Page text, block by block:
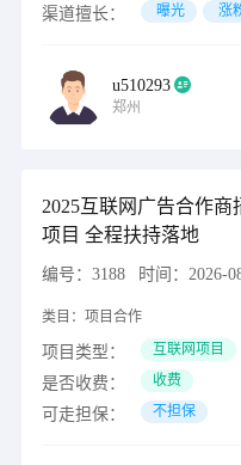
渠道擅长： 曝光 涨
u510293
郑州
2025互联网广告合作
项目 全程扶持落地
编号： 3188 时间： 2026-
类目： 项目合作
项目类型： 互联网项目
是否收费： 收费
可走担保： 不担保